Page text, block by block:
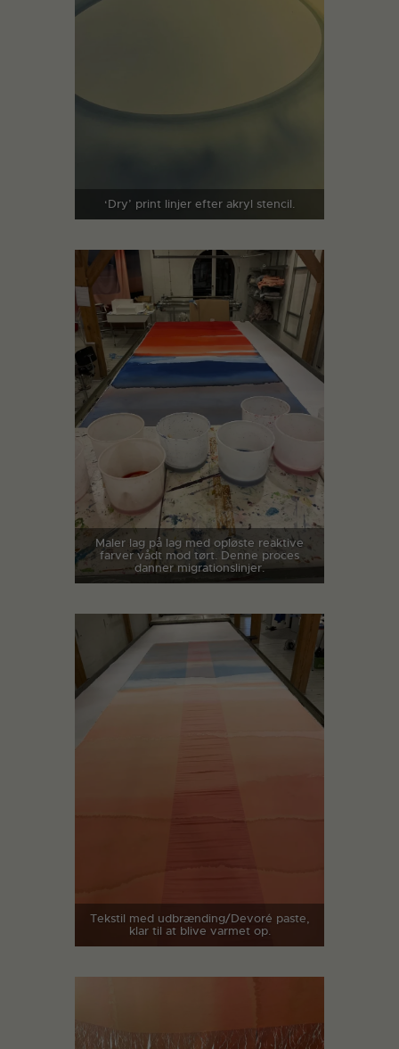
‘Dry’ print linjer efter akryl stencil.
Maler lag på lag med opløste reaktive
farver vådt mod tørt. Denne proces
danner migrationslinjer.
Tekstil med udbrænding/Devoré paste,
klar til at blive varmet op.